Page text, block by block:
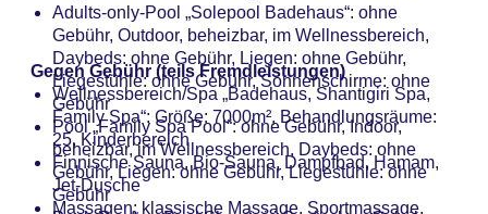
Adults-only-Pool „Solepool Badehaus“: ohne
Gebühr, Outdoor, beheizbar, im Wellnessbereich,
Daybeds: ohne Gebühr, Liegen: ohne Gebühr,
Liegestühle: ohne Gebühr, Sonnenschirme: ohne
Gebühr
Pool „Family Spa Pool“: ohne Gebühr, Indoor,
beheizbar, im Wellnessbereich, Daybeds: ohne
Gebühr, Liegen: ohne Gebühr, Liegestühle: ohne
Gebühr
Gegen Gebühr (teils Fremdleistungen)
Wellnessbereich/Spa „Badehaus, Shantigiri Spa,
Family Spa“: Größe: 7000m², Behandlungsräume:
25, Kinderbereich
Finnische Sauna, Bio-Sauna, Dampfbad, Hamam,
Jet-Dusche
Massagen: klassische Massage, Sportmassage,